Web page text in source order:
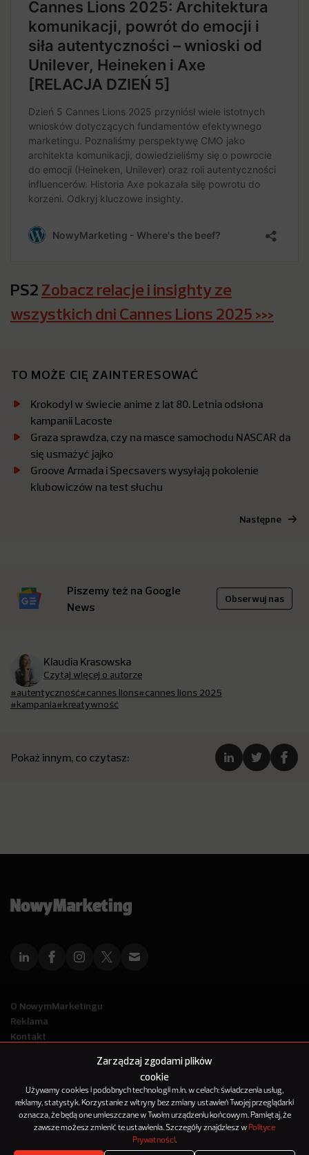
Zarządzaj zgodami plików
cookie
Używamy cookies i podobnych technologii m.in. w celach: świadczenia usług,
reklamy, statystyk. Korzystanie z witryny bez zmiany ustawień Twojej przeglądarki
oznacza, że będą one umieszczane w Twoim urządzeniu końcowym. Pamiętaj, że
zawsze możesz zmienić te ustawienia. Szczegóły znajdziesz w Polityce
Prywatności.
PS2 Zobacz relacje i insighty ze
wszystkich dni Cannes Lions 2025 >>>
TO MOŻE CIĘ ZAINTERESOWAĆ
Krokodyl w świecie anime z lat 80. Letnia odsłona
kampanii Lacoste
Graza sprawdza, czy na masce samochodu NASCAR da
się usmażyć jajko
Groove Armada i Specsavers wysyłają pokolenie
klubowiczów na test słuchu
Następne
Piszemy też na Google
News
Obserwuj nas
Klaudia Krasowska
Czytaj więcej o autorze
#autentyczność#cannes lions#cannes lions 2025
#kampania#kreatywność
Pokaż innym, co czytasz:
O NowymMarketingu
Reklama
Kontakt
© 2012-2025
NowyMarketing jest marką 143Media Sp. z o.o.